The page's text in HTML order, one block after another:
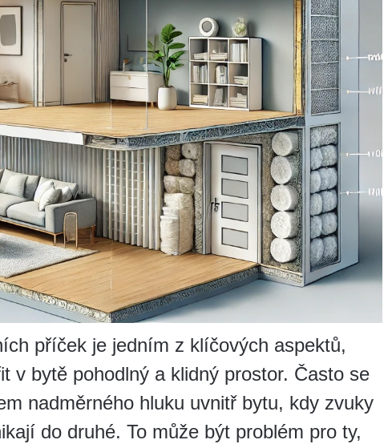
příček je jedním z klíčových aspektů,
v bytě pohodlný a klidný prostor. Často se
nadměrného hluku uvnitř bytu, kdy zvuky
do druhé. To může být problém pro ty,